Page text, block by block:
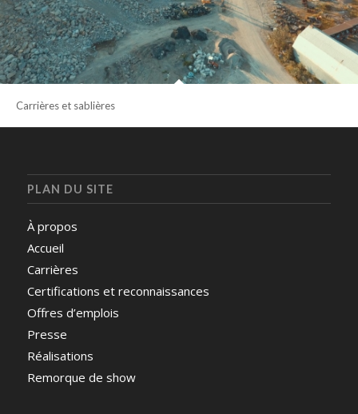
Carrières et sablières
PLAN DU SITE
À propos
Accueil
Carrières
Certifications et reconnaissances
Offres d’emplois
Presse
Réalisations
Remorque de show